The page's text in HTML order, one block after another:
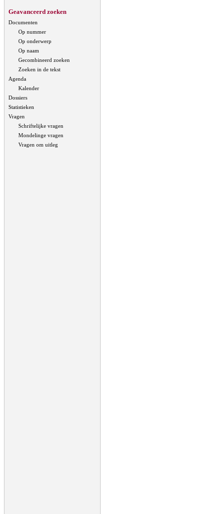
Geavanceerd zoeken
Documenten
Op nummer
Op onderwerp
Op naam
Gecombineerd zoeken
Zoeken in de tekst
Agenda
Kalender
Dossiers
Statistieken
Vragen
Schriftelijke vragen
Mondelinge vragen
Vragen om uitleg